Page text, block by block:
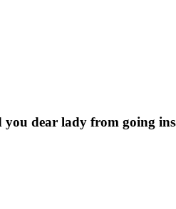
dear lady from going